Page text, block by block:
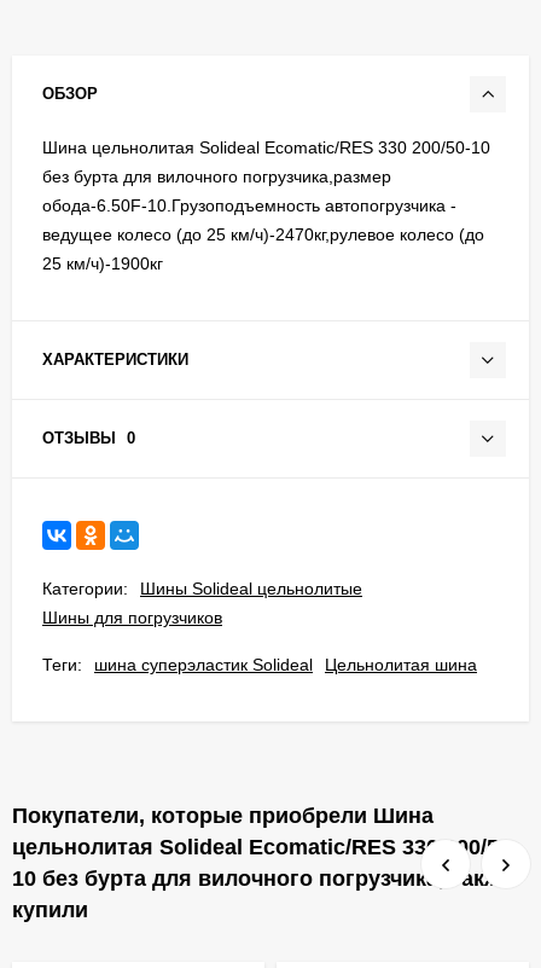
ОБЗОР
Шина цельнолитая Solideal Ecomatic/RES 330 200/50-10
без бурта для вилочного погрузчика,размер
обода-6.50F-10.Грузоподъемность автопогрузчика -
ведущее колесо (до 25 км/ч)-2470кг,рулевое колесо (до
25 км/ч)-1900кг
ХАРАКТЕРИСТИКИ
ОТЗЫВЫ 0
Категории:
Шины Solideal цельнолитые
Шины для погрузчиков
Теги: шина суперэластик Solideal Цельнолитая шина
Покупатели, которые приобрели Шина
цельнолитая Solideal Ecomatic/RES 330 200/50-
10 без бурта для вилочного погрузчика, также
купили